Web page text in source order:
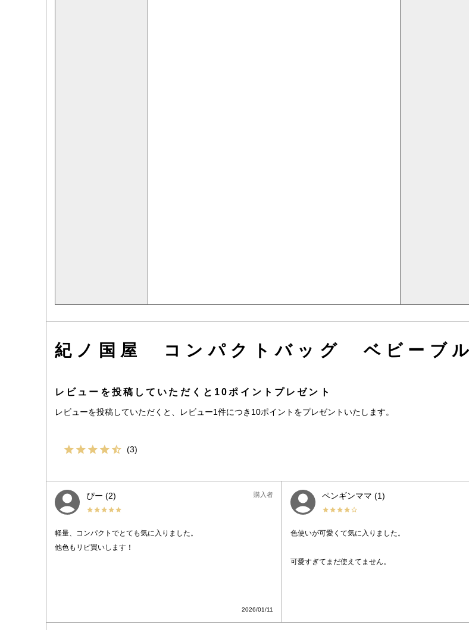
紀ノ国屋 コンパクトバッグ ベビーブ
レビューを投稿していただくと10ポイントプレゼント
レビューを投稿していただくと、レビュー1件につき10ポイントをプレゼントいたします。
3
ぴー 2 購入者
2026/01/11
軽量、コンパクトでとても気に入りました。
他色もリピ買いします！
ペンギンママ 1
色使いが可愛くて気に入りました。
可愛すぎてまだ使えてません。